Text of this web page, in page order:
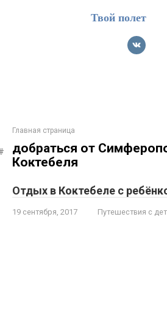
Твой полет
Главная страница
добраться от
Коктебеля
Отдых в Коктебеле с
19 сентября, 2017 Путешествия с